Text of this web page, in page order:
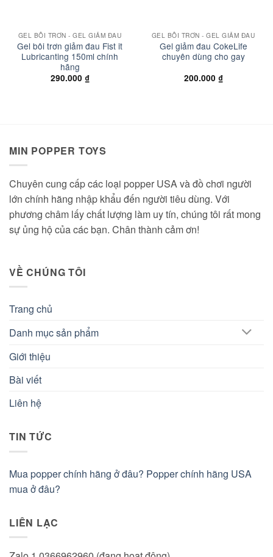
GEL BÔI TRƠN - GEL GIẢM ĐAU
Gel bôi trơn giảm đau Fist it
Lubricanting 150ml chính
hãng
290.000 ₫
GEL BÔI TRƠN - GEL GIẢM ĐAU
Gel giảm đau CokeLife
chuyên dùng cho gay
200.000 ₫
MIN POPPER TOYS
Chuyên cung cấp các loại popper USA và đồ chơi người
lớn chính hãng nhập khẩu đến người tiêu dùng. Với
phương châm lấy chất lượng làm uy tín, chúng tôi rất mong
sự ủng hộ của các bạn. Chân thành cảm ơn!
VỀ CHÚNG TÔI
Trang chủ
Danh mục sản phẩm
Giới thiệu
Bài viết
Liên hệ
TIN TỨC
Mua popper chính hãng ở đâu? Popper chính hãng USA
mua ở đâu?
LIÊN LẠC